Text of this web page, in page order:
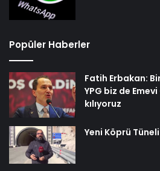
Popüler Haberler
Fatih Erbakan:
YPG biz de
kılıyoruz
Yeni Köprü